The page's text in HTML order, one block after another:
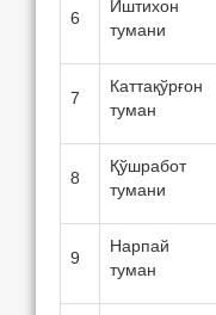
6
Иштихон
тумани
7
Каттақўрғон
туман
8
Қўшработ
тумани
9
Нарпай
туман